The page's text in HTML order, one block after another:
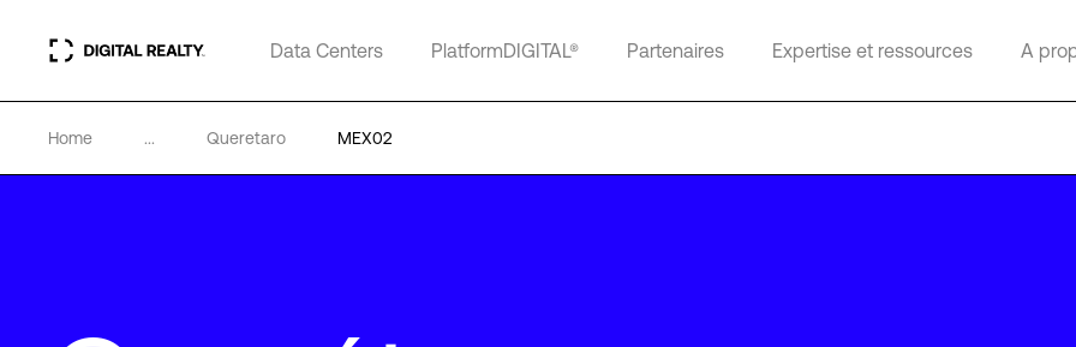
Data Centers PlatformDIGITAL® Partenaires Expertise et ressources A
Home ... Queretaro MEX02